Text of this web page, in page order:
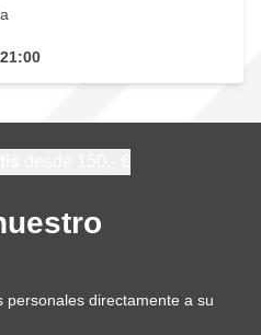
personales directamente a su